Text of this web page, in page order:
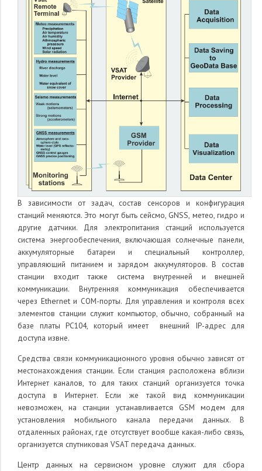
В зависимости от задач, состав сенсоров и конфигурация
станций меняются. Это могут быть сейсмо, GNSS, метео, гидро и
другие датчики. Для электропитания станций используется
система энергообеспечения, включающая солнечные панели,
аккумуляторные батареи и специальный контроллер,
управляющий питанием и зарядом аккумуляторов. В состав
станции входит также система внутренней и внешней
коммуникации. Внутренняя коммуникация обеспечивается
через Ethernet и COM-порты. Для управления и контроля всех
элементов станции служит компьютор, обычно, собранный на
базе платы PC104, который имеет внешний IP-адрес для
доступа извне.
Средства связи коммуникационного уровня обычно зависят от
местонахождения станции. Если станция расположена вблизи
Интернет каналов, то для таких станций организуется точка
доступа в Интернет. Если же такой вид коммуникации
невозможен, на станции устанавливается GSM модем для
установления мобильного канала передачи данных. В
отдаленных районах, где отсутствует вообще какая-либо связь,
организуется спутниковая VSAT передача данных.
Центр данных на сервисном уровне служит для сбора